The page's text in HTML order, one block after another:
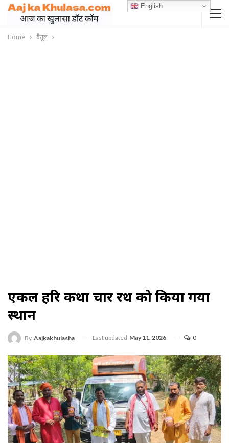
Home बैतूल
एकल हरि कथा प्रचार रथ को किया गया
प्रस्थान
By Aajkakhulasha Last updated May 11, 2026 0
English